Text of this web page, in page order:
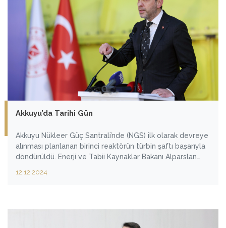
Akkuyu’da Tarihi Gün
Akkuyu Nükleer Güç Santrali’nde (NGS) ilk olarak devreye
alınması planlanan birinci reaktörün türbin şaftı başarıyla
döndürüldü. Enerji ve Tabii Kaynaklar Bakanı Alparslan
kilometre taşlarından birisi olduğunu ifade ederek “İlk
12.12.2024